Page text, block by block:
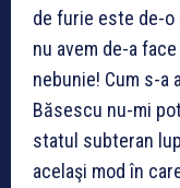
de furie este de-o
nu avem de-a
nebunie! Cum s-a
Băsescu nu-mi
statul subteran
acelaşi mod în